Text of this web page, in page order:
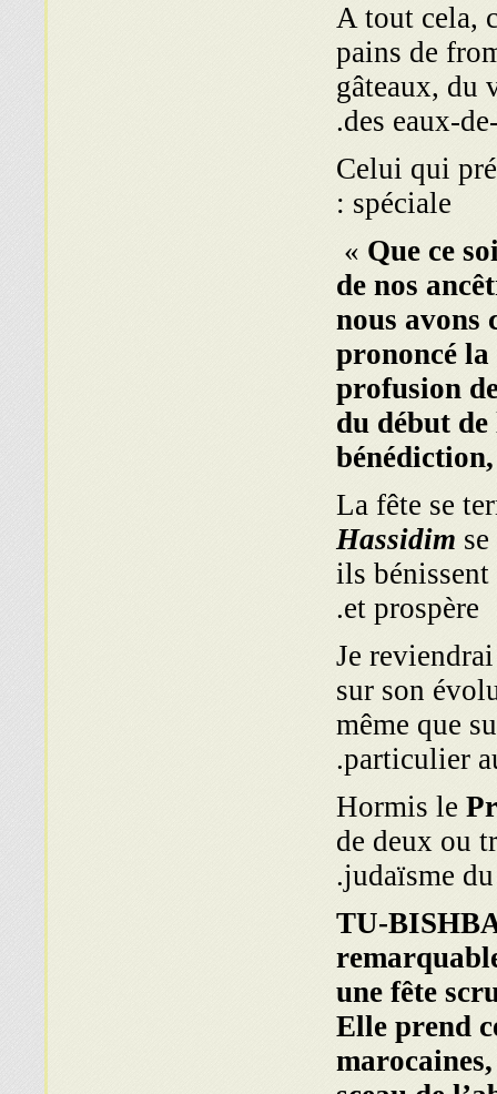
A tout cela,
pains de
gâteaux, du
des eaux-
Celui qui
spéciale :
« Que ce
de nos
nous avons
prononcé la
profusion
du début
La fête se
Hassidim
ils bénissent
et prospère.
Je
sur son
même que
particulier
Hormis le
de deux ou
judaïsme
TU-
une fête
Elle prend